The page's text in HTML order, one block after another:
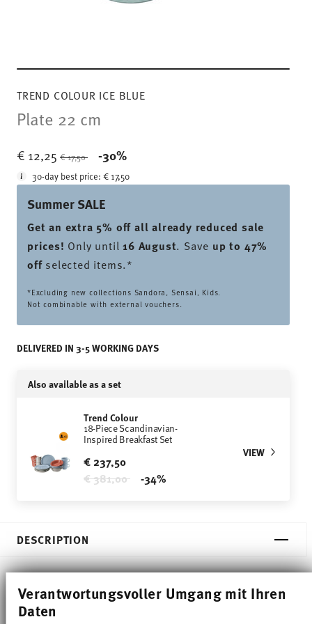
Verantwortungsvoller Umgang mit Ihren
Daten
TREND COLOUR ICE BLUE
Plate 22 cm
€ 12,25 Price reduced from
€ 17,50 -30%
30-day best price:€ 17,50
Summer SALE
Get an extra 5% off all already reduced sale
prices! Only until16 August. Save up to 47%
offselected items.*
*Excluding new collections Sandora, Sensai, Kids.
Not combinable with external vouchers.
DELIVERED IN 3-5 WORKING DAYS
Also available as a set
Trend Colour
18-Piece Scandinavian-
Inspired Breakfast Set
€ 237,50
Price reduced from
€ 381,00to -34%
VIEW
DESCRIPTION
Thomas Trend Colour Ice Blue Breakfast plate -
Round - Ø 21,8 cm - h 2,3 cm, Porcelain